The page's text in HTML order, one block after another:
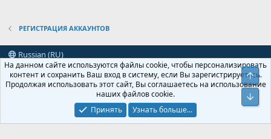
РЕГИСТРАЦИЯ АККАУНТОВ
Russian (RU)
Условия и правила
Политика конфиденциальности Помощь
R
Add-ons by Brivium™ © 2012-2026 Brivium LLC.Локализация от
На данном сайте используются файлы cookie, чтобы персонализировать
контент и сохранить Ваш вход в систему, если Вы зарегистрируетесь.
Продолжая использовать этот сайт, Вы соглашаетесь на использование
наших файлов cookie.
Принять
Узнать больше...